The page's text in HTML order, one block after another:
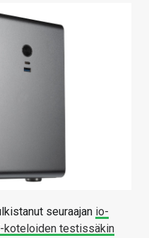
seuraajan io-
koteloiden testissäkin